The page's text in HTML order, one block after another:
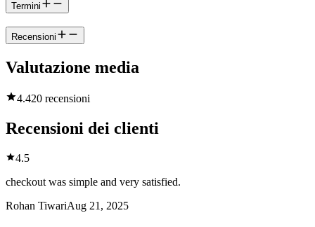
Termini
Recensioni
Valutazione media
4.420 recensioni
Recensioni dei clienti
4.5
checkout was simple and very satisfied.
Rohan TiwariAug 21, 2025